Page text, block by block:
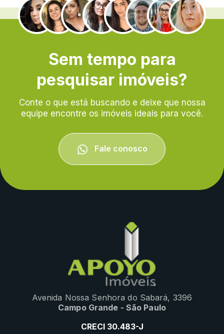
.
Sem tempo para
pesquisar imóveis?
Conte o que está buscando e deixe que nossa
equipe encontre os imóveis ideais para você.
Fale conosco
Avenida Nossa Senhora do Sabará, 3396
Campo Grande - São Paulo
CRECI 30.483-J